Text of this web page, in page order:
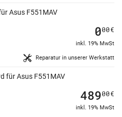
Asus F551MAV
Reparatur in unserer Werkstatt
000€
inkl. 19% MwSt
für Asus F551MAV
48900€
inkl. 19% MwSt